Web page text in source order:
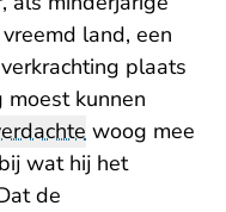
land, een
plaats
moest kunnen
woog mee
wat hij het
de